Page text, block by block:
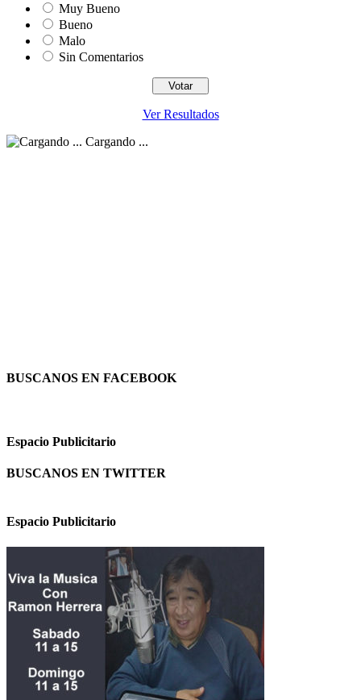
Muy Bueno
Bueno
Malo
Sin Comentarios
Ver Resultados
Cargando ...
BUSCANOS EN FACEBOOK
Espacio Publicitario
BUSCANOS EN TWITTER
Espacio Publicitario